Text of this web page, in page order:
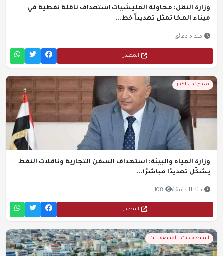
وزارة النقل: محاولة المليشيات استهداف ناقلة نفطية في
ميناء المخا تمثل تهديداً خط...
منذ 5 دقائق
المصدر
سباء نت- اخبار
وزارة المياه والبيئة: استهداف السفن التجارية وناقلات النفط
يشكّل تهديدًا مباشرًا...
منذ 11 دقيقة 108
المصدر
المنتصف نت- المنتصف نت